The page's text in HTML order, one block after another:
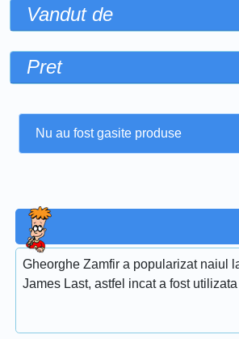
Vandut de
Pret
Nu au fost gasite produse
Gheorghe Zamfir a popularizat naiul
James Last, astfel incat a fost